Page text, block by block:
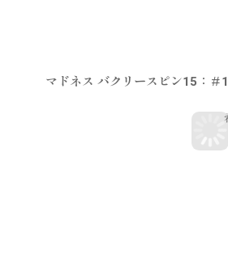
マドネス バクリースピン15：＃